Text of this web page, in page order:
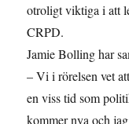
otroligt viktiga i att
CRPD.
Jamie Bolling har
– Vi i rörelsen vet
en viss tid som
kommer nya och